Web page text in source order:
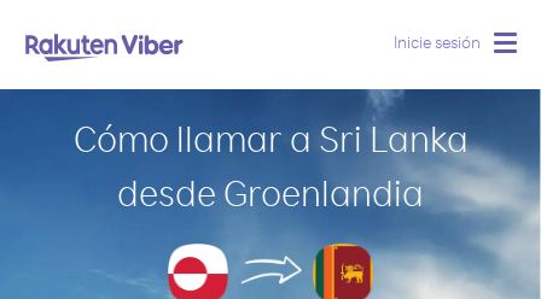
Inicie sesión
Cómo llamar a Sri Lanka
desde Groenlandia